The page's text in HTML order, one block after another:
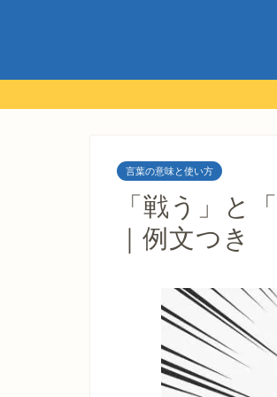
言葉の意味と使い方
「戦う」と
｜例文つき